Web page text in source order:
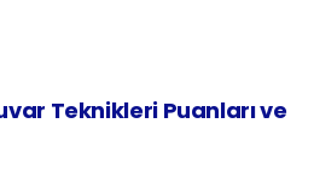
Teknikleri Puanları ve